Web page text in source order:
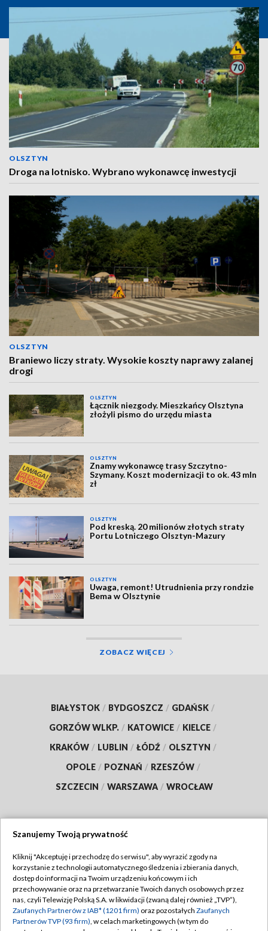
OLSZTYN
Droga na lotnisko. Wybrano wykonawcę inwestycji
OLSZTYN
Braniewo liczy straty. Wysokie koszty naprawy zalanej
drogi
OLSZTYN
Łącznik niezgody. Mieszkańcy Olsztyna
złożyli pismo do urzędu miasta
OLSZTYN
Znamy wykonawcę trasy Szczytno-
Szymany. Koszt modernizacji to ok. 43 mln
zł
OLSZTYN
Pod kreską. 20 milionów złotych straty
Portu Lotniczego Olsztyn-Mazury
OLSZTYN
Uwaga, remont! Utrudnienia przy rondzie
Bema w Olsztynie
ZOBACZ WIĘCEJ
BIAŁYSTOK / BYDGOSZCZ / GDAŃSK /
GORZÓW WLKP. / KATOWICE / KIELCE /
KRAKÓW / LUBLIN / ŁÓDŹ / OLSZTYN /
OPOLE / POZNAŃ / RZESZÓW /
SZCZECIN / WARSZAWA / WROCŁAW
TVP
Abonament TVP
Emisja w TVP
Centrum informacji TVP
Regulamin TVP
Polityka prywatności
Szanujemy Twoją prywatność
Kliknij "Akceptuję i przechodzę do serwisu", aby wyrazić zgody na
korzystanie z technologii automatycznego śledzenia i zbierania danych,
dostęp do informacji na Twoim urządzeniu końcowym i ich
przechowywanie oraz na przetwarzanie Twoich danych osobowych przez
nas, czyli Telewizję Polską S.A. w likwidacji (zwaną dalej również „TVP”),
Zaufanych Partnerów z IAB* (1201 firm) oraz pozostałych Zaufanych
Partnerów TVP (93 firm), w celach marketingowych (w tym do